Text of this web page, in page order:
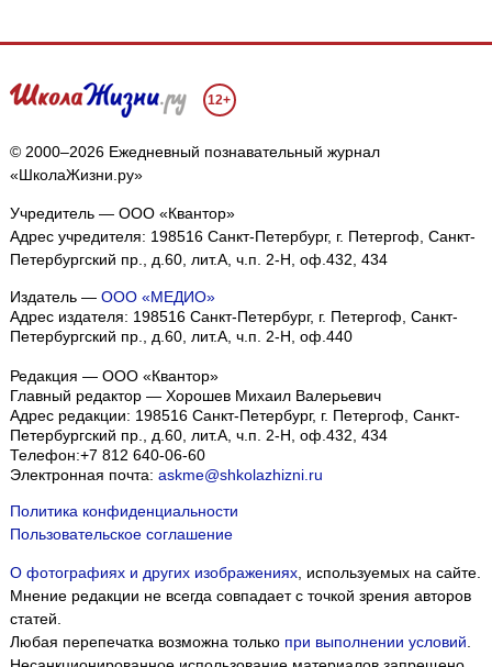
12+
© 2000–2026 Ежедневный познавательный журнал
«ШколаЖизни.ру»
Учредитель — ООО «Квантор»
Адрес учредителя: 198516 Санкт-Петербург, г. Петергоф, Санкт-
Петербургский пр., д.60, лит.А, ч.п. 2-Н, оф.432, 434
Издатель — ООО «МЕДИО»
Адрес издателя: 198516 Санкт-Петербург, г. Петергоф, Санкт-
Петербургский пр., д.60, лит.А, ч.п. 2-Н, оф.440
Редакция — ООО «Квантор»
Главный редактор — Хорошев Михаил Валерьевич
Адрес редакции: 198516 Санкт-Петербург, г. Петергоф Санкт-
Петербургский пр., д.60, лит.А, ч.п. 2-Н, оф.432, 434
Телефон:+7 812 640-06-60
Электронная почта: askme@shkolazhizni.ru
Политика конфиденциальности
Пользовательское соглашение
О фотографиях и других изображениях, используемых на сайте.
Мнение редакции не всегда совпадает с точкой зрения авторов
статей.
Любая перепечатка возможна только при выполнении условий